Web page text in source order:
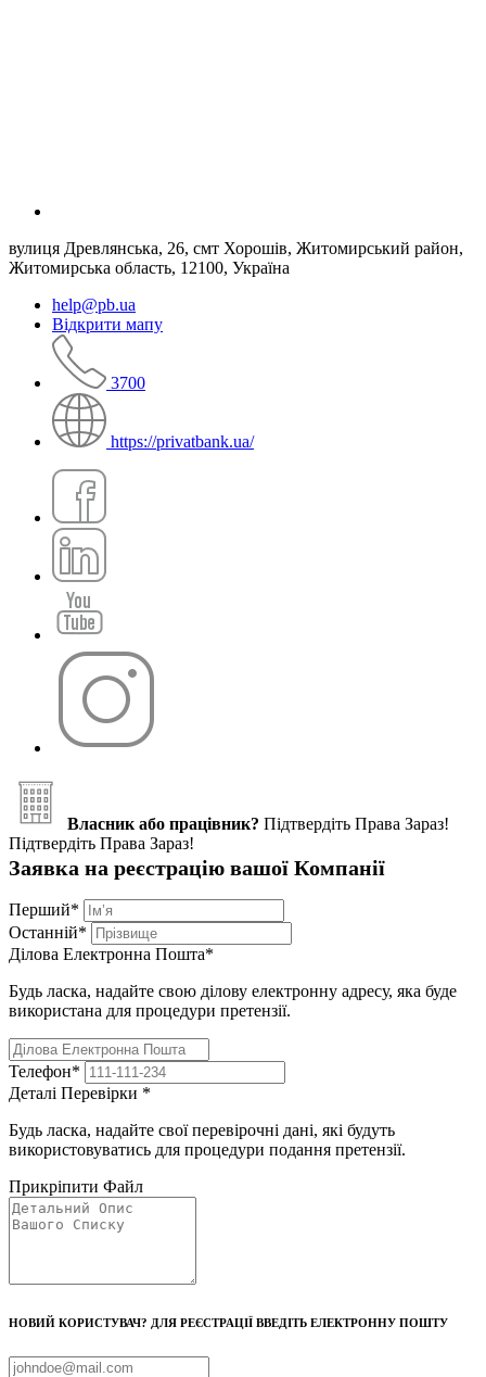
вулиця Древлянська, 26, смт Хорошів, Житомирський район,
Житомирська область, 12100, Україна
help@pb.ua
Відкрити мапу
3700
https://privatbank.ua/
Власник або працівник? Підтвердіть Права Зараз!
Підтвердіть Права Зараз!
Заявка на реєстрацію вашої Компанії
Перший*
Останній*
Ділова Електронна Пошта*
Будь ласка, надайте свою ділову електронну адресу, яка буде
використана для процедури претензії.
Телефон*
Деталі Перевірки *
Будь ласка, надайте свої перевірочні дані, які будуть
використовуватись для процедури подання претензії.
Прикріпити Файл
НОВИЙ КОРИСТУВАЧ? ДЛЯ РЕЄСТРАЦІЇ ВВЕДІТЬ ЕЛЕКТРОННУ ПОШТУ